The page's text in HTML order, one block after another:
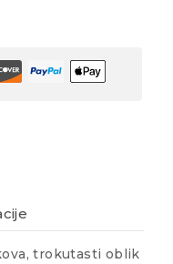
trokutasti oblik